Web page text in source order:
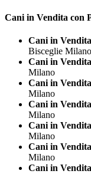
Cani in Vendita con
Cani in
Bisceglie Milano
Cani in
Milano
Cani in
Milano
Cani in
Milano
Cani in
Milano
Cani in
Milano
Cani in